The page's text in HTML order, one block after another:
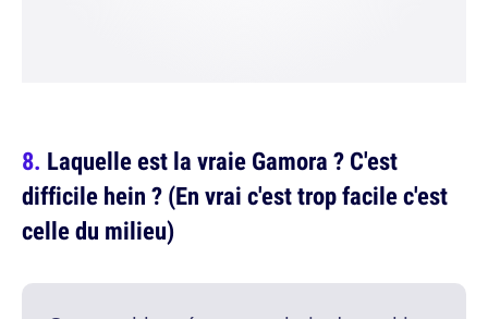
Laquelle est la vraie Gamora ? C'est
difficile hein ? (En vrai c'est trop facile c'est
celle du milieu)